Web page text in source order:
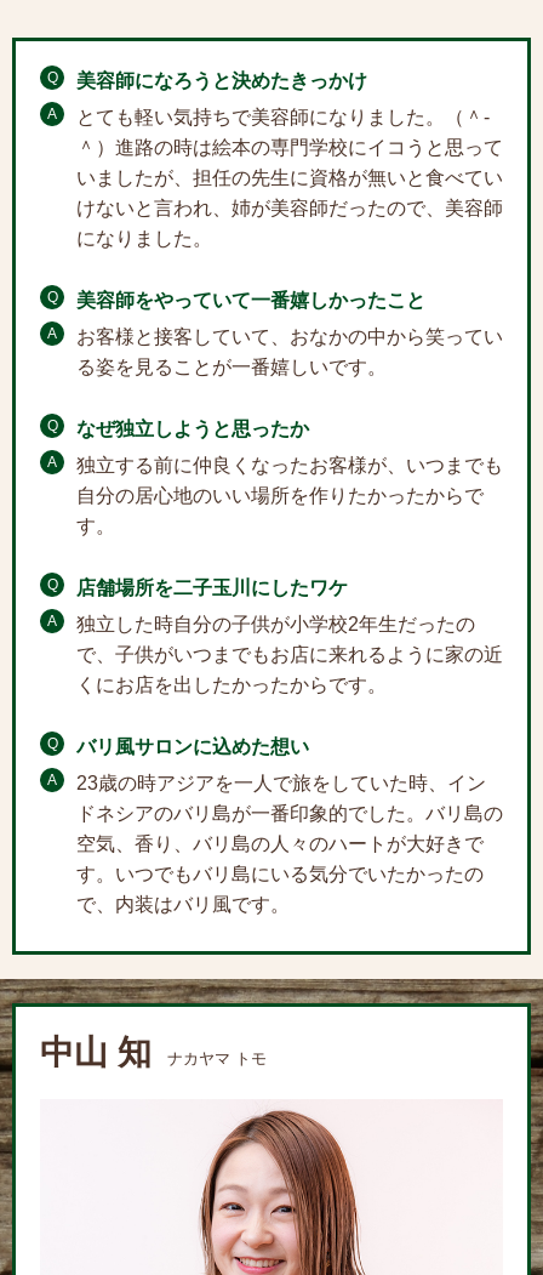
Q 美容師になろうと決めたきっかけ
A
とても軽い気持ちで美容師になりました。（＾-
＾）進路の時は絵本の専門学校にイコうと思って
いましたが、担任の先生に資格が無いと食べてい
けないと言われ、姉が美容師だったので、美容師
になりました。
Q 美容師をやっていて一番嬉しかったこと
A
お客様と接客していて、おなかの中から笑ってい
る姿を見ることが一番嬉しいです。
Q なぜ独立しようと思ったか
A
独立する前に仲良くなったお客様が、いつまでも
自分の居心地のいい場所を作りたかったからで
す。
Q 店舗場所を二子玉川にしたワケ
A
独立した時自分の子供が小学校2年生だったの
で、子供がいつまでもお店に来れるように家の近
くにお店を出したかったからです。
Q バリ風サロンに込めた想い
A
23歳の時アジアを一人で旅をしていた時、イン
ドネシアのバリ島が一番印象的でした。バリ島の
空気、香り、バリ島の人々のハートが大好きで
す。いつでもバリ島にいる気分でいたかったの
で、内装はバリ風です。
中山 知 ナカヤマ トモ